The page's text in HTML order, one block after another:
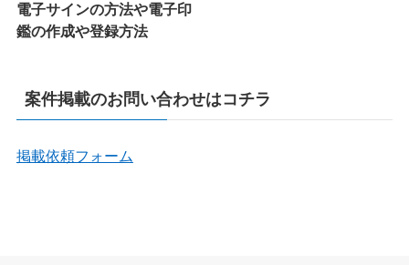
電子サインの方法や電子印
鑑の作成や登録方法
案件掲載のお問い合わせはコチラ
掲載依頼フォーム